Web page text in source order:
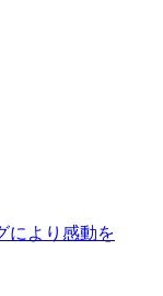
により感動を